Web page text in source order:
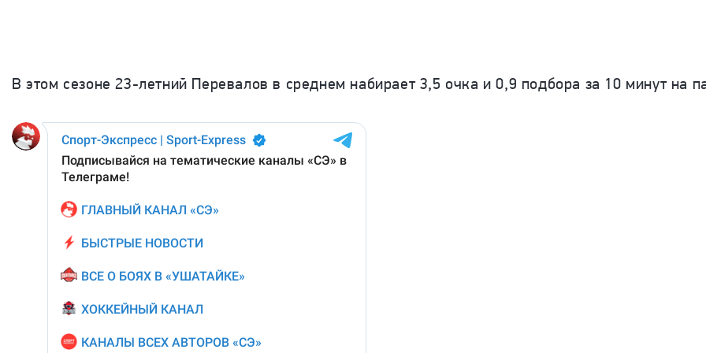
В этом сезоне 23-летний Перевалов в среднем набирает 3,5 очка и 0,9 подбора за 10 минут на